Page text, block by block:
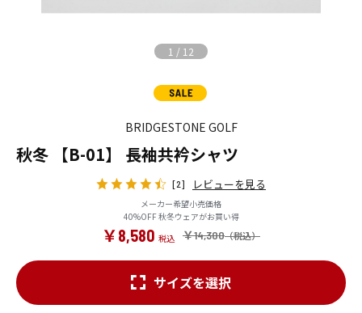
1 / 12
BRIDGESTONE GOLF
秋冬 【B-01】 長袖共衿シャツ
[2] レビューを見る
メーカー希望小売価格
40%OFF 秋冬ウェアがお買い得
￥14,300
￥8,580
サイズを選択